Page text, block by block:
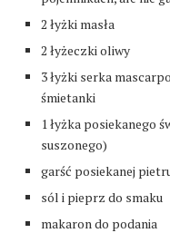
2 łyżki masła
2 łyżeczki oliwy
3 łyżki serka
śmietanki
1 łyżka posiekanego
suszonego)
garść posiekanej
sól i pieprz do smaku
makaron do podania